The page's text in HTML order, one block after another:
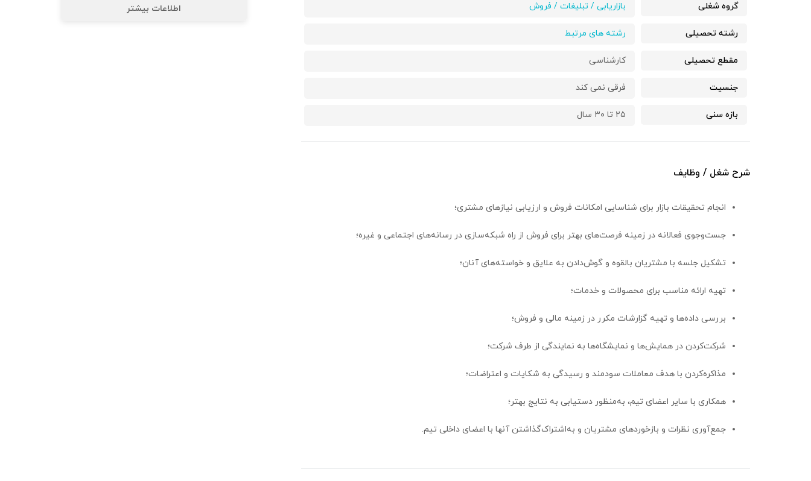
گروه شغلی بازاریابی / تبلیغات / فروش
رشته تحصیلی رشته های مرتبط
مقطع تحصیلی کارشناسی
جنسیت فرقی نمی کند
بازه سنی ۲۵ تا ۳۰ سال
شرح شغل / وظایف
انجام تحقیقات بازار برای شناسایی امکانات فروش و ارزیابی نیازهای مشتری؛
جست‌وجوی فعالانه در زمینه فرصت‌های بهتر برای فروش از راه شبکه‌سازی در رسانه‌های اجتماعی و غیره؛
تشکیل جلسه با مشتریان بالقوه و گوش‌دادن به علایق و خواسته‌های آنان؛
تهیه ارائه مناسب برای محصولات و خدمات؛
بررسی داده‌ها و تهیه گزارشات مکرر در زمینه مالی و فروش؛
شرکت‌کردن در همایش‌ها و نمایشگاه‌ها به نمایندگی از طرف شرکت؛
مذاکره‌کردن با هدف معاملات سودمند و رسیدگی به شکایات و اعتراضات؛
همکاری با سایر اعضای تیم، به‌منظور دستیابی به نتایج بهتر؛
جمع‌آوری نظرات و بازخوردهای مشتریان و به‌اشتراک‌گذاشتن آنها با اعضای داخلی تیم.
اطلاعات بیشتر